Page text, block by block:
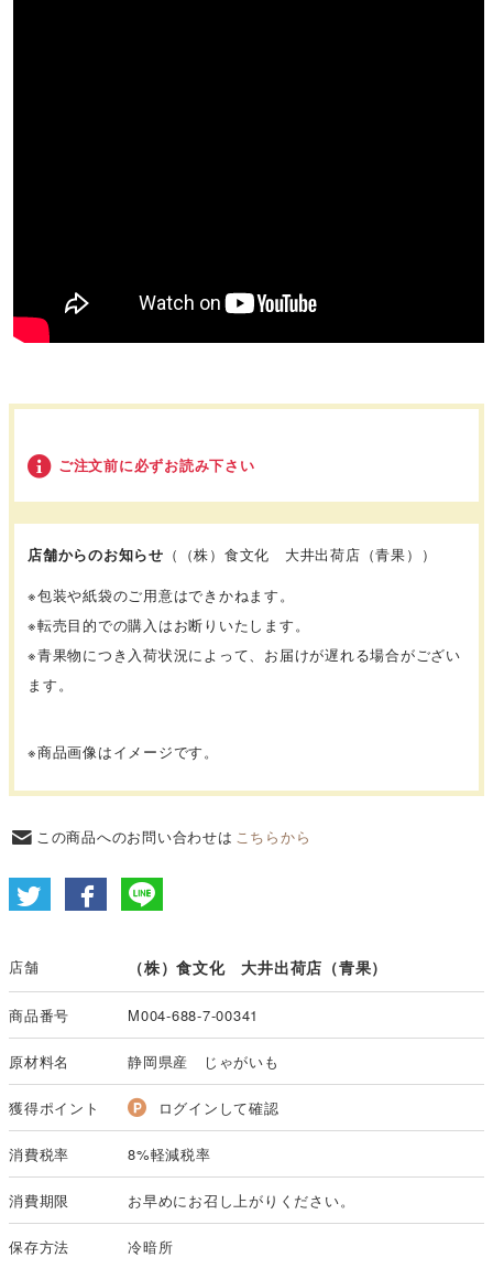
ご注文前に必ずお読み下さい
店舗からのお知らせ （（株）食文化 大井出荷店（青果））
※包装や紙袋のご用意はできかねます。
※転売目的での購入はお断りいたします。
※青果物につき入荷状況によって、お届けが遅れる場合がござい
ます。
※商品画像はイメージです。
この商品へのお問い合わせは こちらから
店舗 （株）食文化 大井出荷店（青果）
商品番号 M004-688-7-00341
原材料名 静岡県産 じゃがいも
獲得ポイント ログインして確認
消費税率 8%軽減税率
消費期限 お早めにお召し上がりください。
保存方法 冷暗所